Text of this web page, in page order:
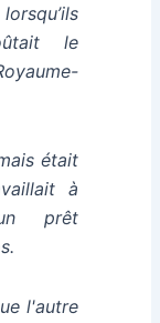
le
était
à
prêt
l'autre